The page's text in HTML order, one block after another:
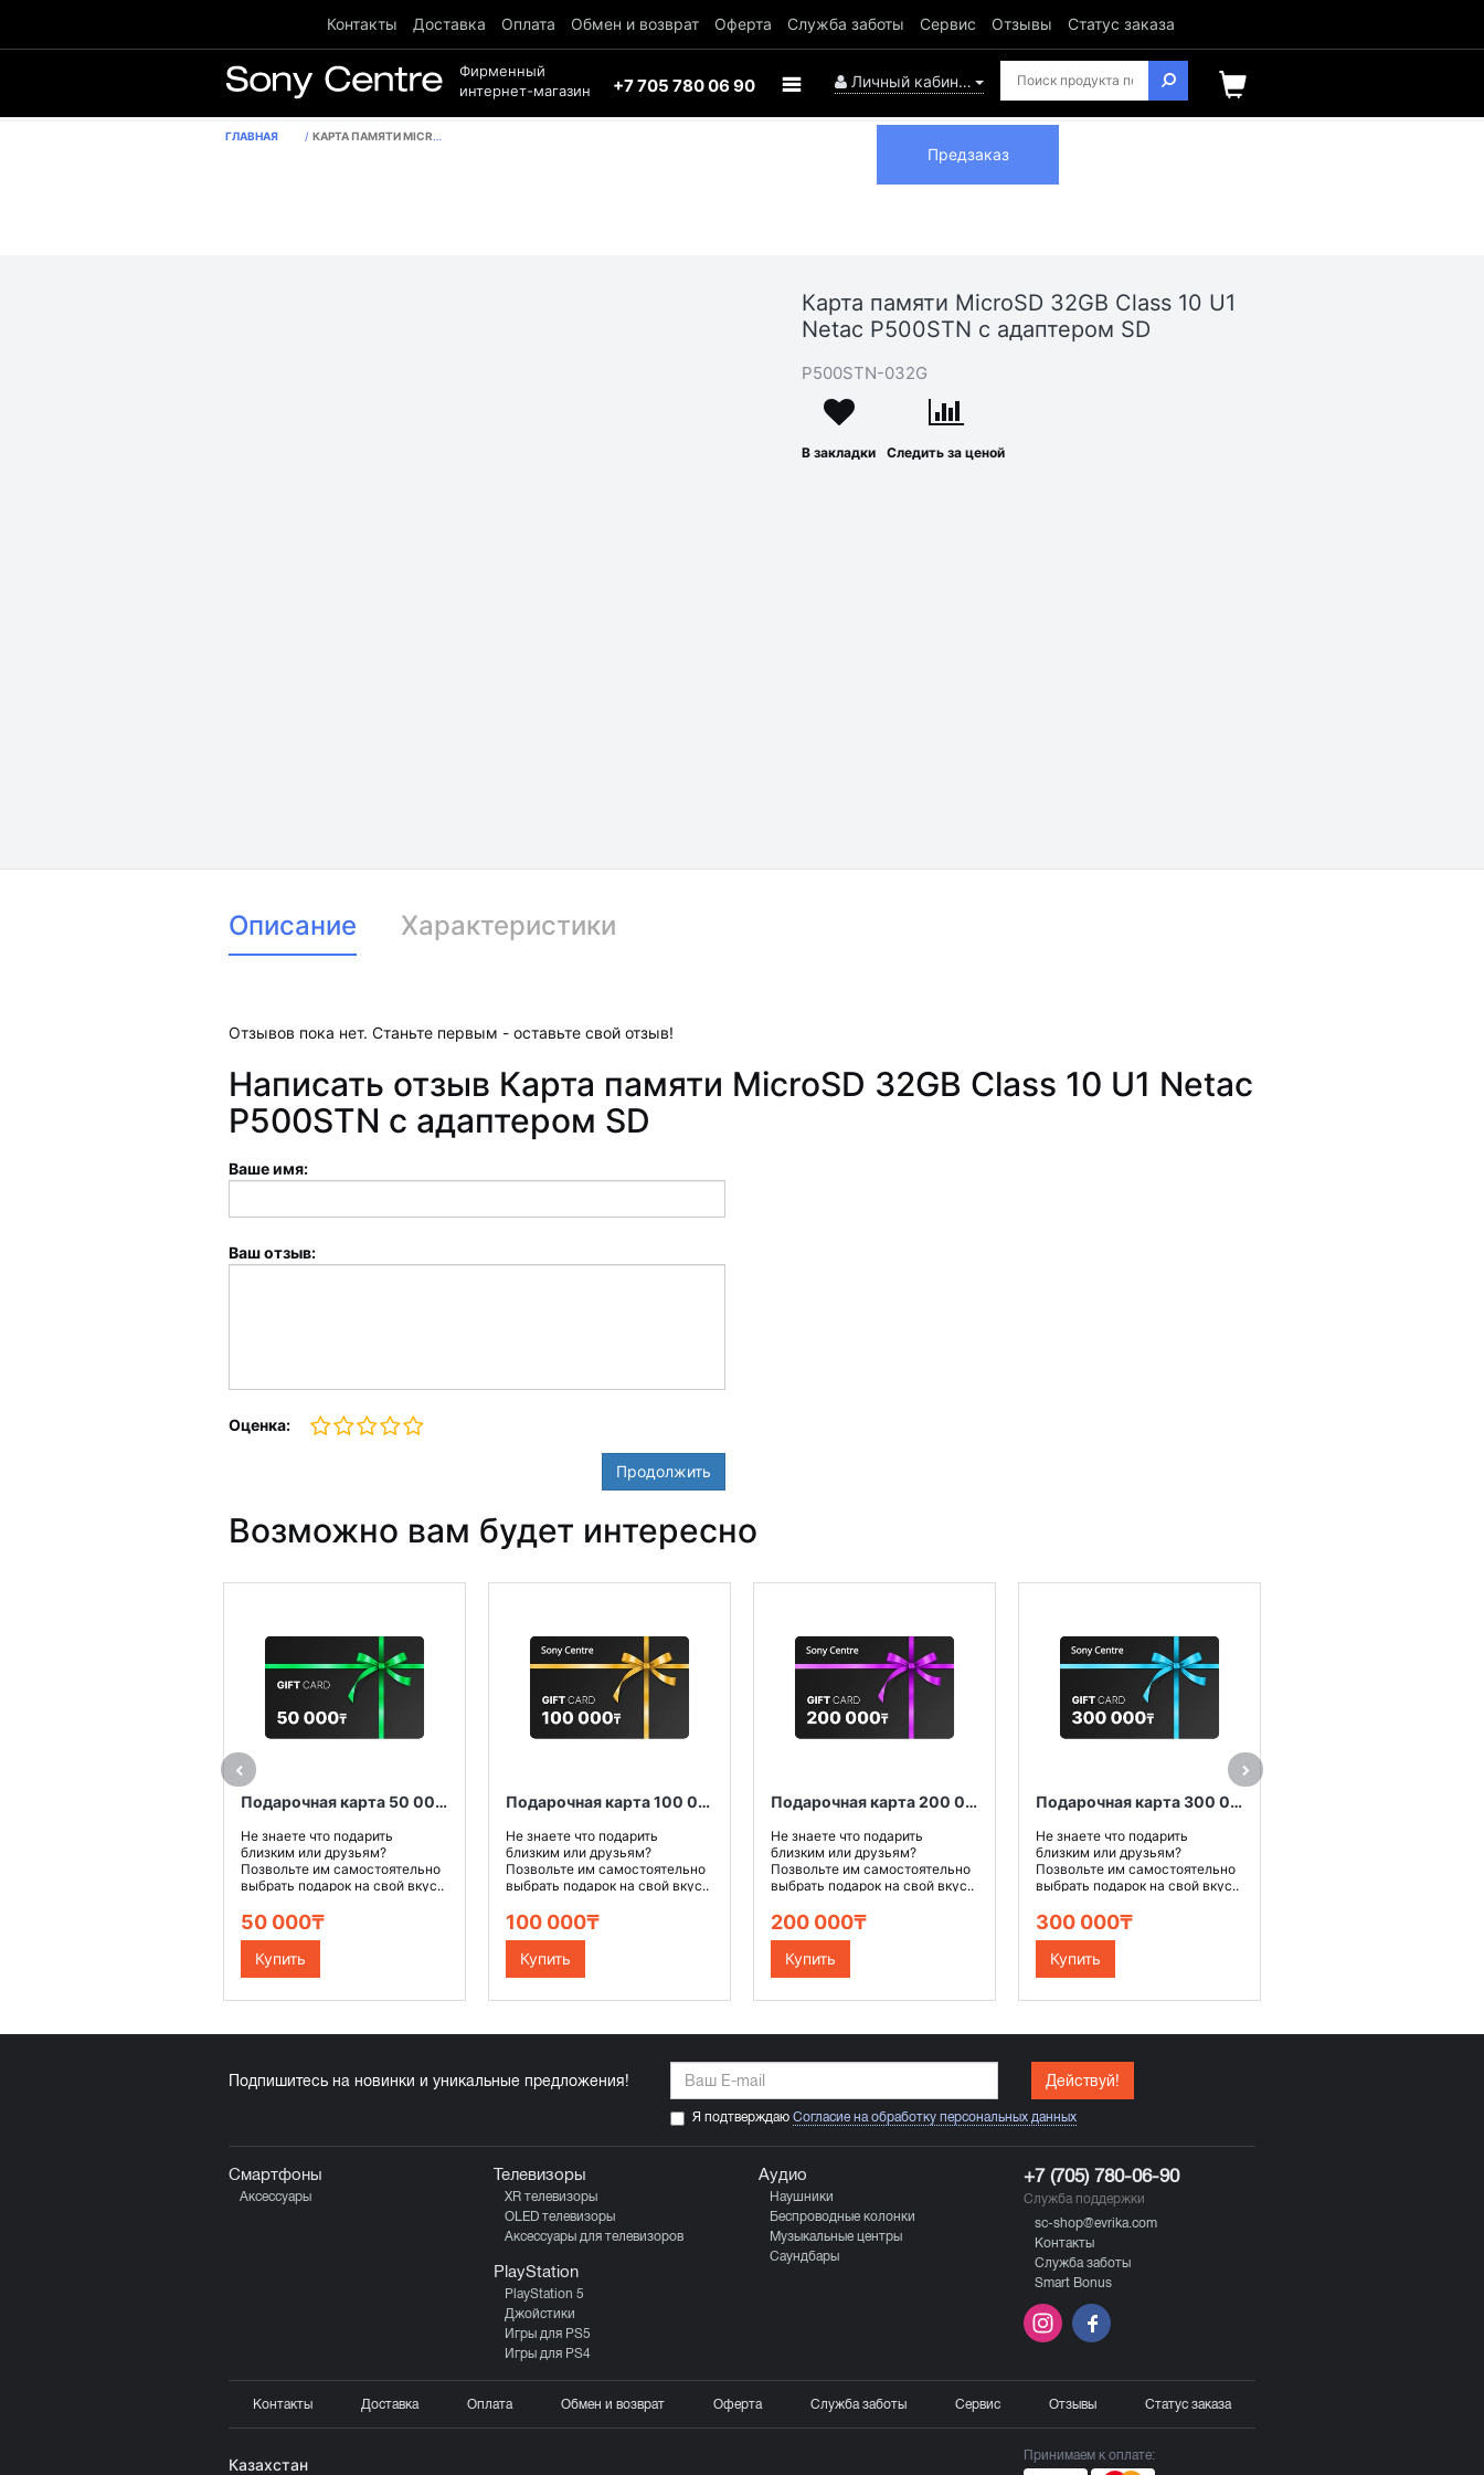
Контакты Доставка Оплата Обмен и возврат Оферта Служба заботы Сервис Отзывы Статус заказа
Фирменный
интернет-магазин
+7 705 780 06 90 Личный кабинет
ГЛАВНАЯ КАРТА ПАМЯТИ MICROSD 32GB CLASS 10 U1 NETAC P500STN С АДАПТЕРОМ SD
Предзаказ
Карта памяти MicroSD 32GB Class 10 U1
Netac P500STN с адаптером SD
P500STN-032G
В закладки Следить за ценой
Описание Характеристики
Отзывов пока нет. Станьте первым - оставьте свой отзыв!
Написать отзыв Карта памяти MicroSD 32GB Class 10 U1 Netac
P500STN с адаптером SD
Ваше имя:
Ваш отзыв:
Оценка:
Продолжить
Возможно вам будет интересно
Подарочная карта 50 000 тенге
Не знаете что подарить
близким или друзьям?
Позвольте им самостоятельно
выбрать подарок на свой вкус..
50 000₸
Купить
Подарочная карта 100 000 тенге
Не знаете что подарить
близким или друзьям?
Позвольте им самостоятельно
выбрать подарок на свой вкус..
100 000₸
Купить
Подарочная карта 200 000 тенге
Не знаете что подарить
близким или друзьям?
Позвольте им самостоятельно
выбрать подарок на свой вкус..
200 000₸
Купить
Подарочная карта 300 000 тенге
Не знаете что подарить
близким или друзьям?
Позвольте им самостоятельно
выбрать подарок на свой вкус..
300 000₸
Купить
Подпишитесь на новинки и уникальные предложения! Действуй!
Я подтверждаю Согласие на обработку персональных данных
Смартфоны
Аксессуары
Телевизоры
XR телевизоры
OLED телевизоры
Аксессуары для телевизоров
PlayStation
PlayStation 5
Джойстики
Игры для PS5
Игры для PS4
Аудио
Наушники
Беспроводные колонки
Музыкальные центры
Саундбары
+7 (705) 780-06-90
Служба поддержки
sc-shop@evrika.com
Контакты
Служба заботы
Smart Bonus
Контакты Доставка Оплата Обмен и возврат Оферта Служба заботы Сервис Отзывы Статус заказа
Казахстан Принимаем к оплате: